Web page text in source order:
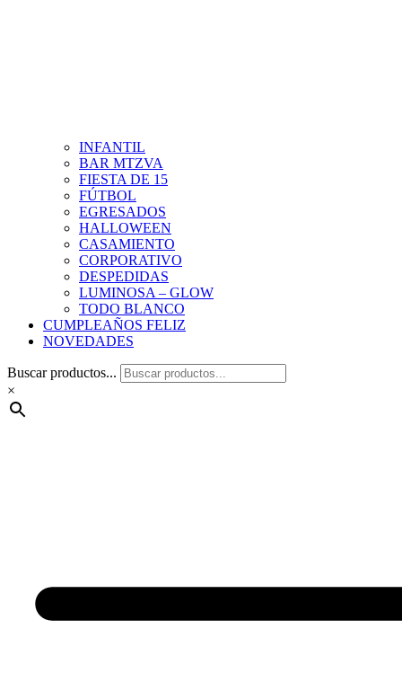
INFANTIL
BAR MTZVA
FIESTA DE 15
FÚTBOL
EGRESADOS
HALLOWEEN
CASAMIENTO
CORPORATIVO
DESPEDIDAS
LUMINOSA – GLOW
TODO BLANCO
CUMPLEAÑOS FELIZ
NOVEDADES
Buscar productos...
×